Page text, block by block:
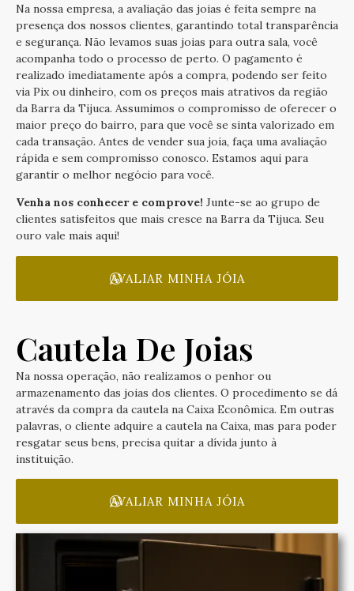
Na nossa empresa, a avaliação das joias é feita sempre na
presença dos nossos clientes, garantindo total transparência
e segurança. Não levamos suas joias para outra sala, você
acompanha todo o processo de perto. O pagamento é
realizado imediatamente após a compra, podendo ser feito
via Pix ou dinheiro, com os preços mais atrativos da região
da Barra da Tijuca. Assumimos o compromisso de oferecer o
maior preço do bairro, para que você se sinta valorizado em
cada transação. Antes de vender sua joia, faça uma avaliação
rápida e sem compromisso conosco. Estamos aqui para
garantir o melhor negócio para você.
Venha nos conhecer e comprove! Junte-se ao grupo de
clientes satisfeitos que mais cresce na Barra da Tijuca. Seu
ouro vale mais aqui!
AVALIAR MINHA JÓIA
Cautela De Joias
Na nossa operação, não realizamos o penhor ou
armazenamento das joias dos clientes. O procedimento se dá
através da compra da cautela na Caixa Econômica. Em outras
palavras, o cliente adquire a cautela na Caixa, mas para poder
resgatar seus bens, precisa quitar a dívida junto à
instituição.
AVALIAR MINHA JÓIA